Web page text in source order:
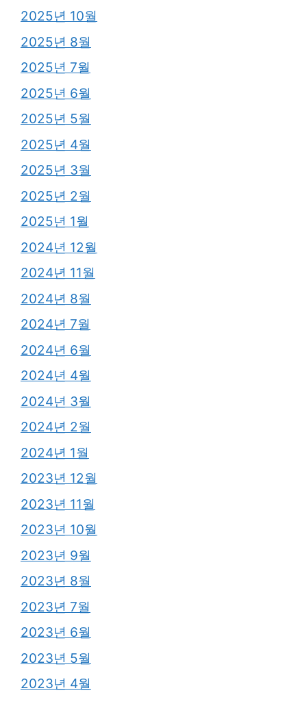
2025년 10월
2025년 8월
2025년 7월
2025년 6월
2025년 5월
2025년 4월
2025년 3월
2025년 2월
2025년 1월
2024년 12월
2024년 11월
2024년 8월
2024년 7월
2024년 6월
2024년 4월
2024년 3월
2024년 2월
2024년 1월
2023년 12월
2023년 11월
2023년 10월
2023년 9월
2023년 8월
2023년 7월
2023년 6월
2023년 5월
2023년 4월